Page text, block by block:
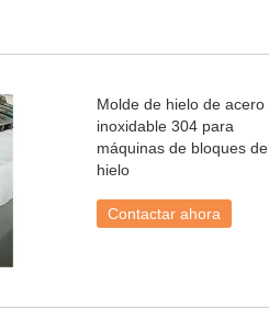
Molde de hielo de acero
inoxidable 304 para
máquinas de bloques de
hielo
Contactar ahora